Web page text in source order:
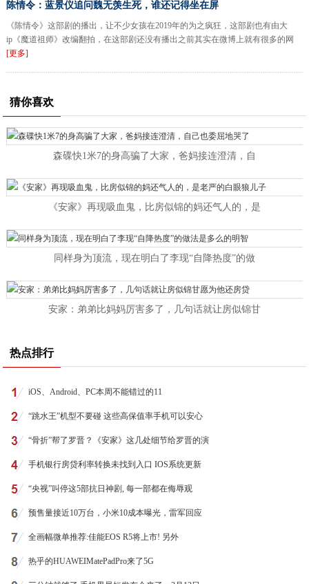
陈情令：蓝景仪追问魏无羡生死，谁还记得坐在屏
《陈情令》这部剧的播出，让不少女孩在2019年的为之疯狂，这部剧也有由大
ip《魔道祖师》改编翻拍，在这部剧还没有播出之前其实在微博上就有很多的网
[更多]
猜你喜欢
森碟快1米7的身高骗了大家，爸妈接连澄清，自
《安家》再现吸血鬼，比房似锦的妈还气人的，是
同样身为顶流，现在明白了李现“自降热度”的做
安家：弟弟比妈妈厉害多了，几句话就让房似锦甘
热点排行
iOS、Android、PC本周不能错过的11
“跳水王”机型不要碰 这些高保值率手机可以安心
“骨折”帮了罗晋？《安家》这几处细节给罗晋的演
手机银行房贷利率转换未找到入口 IOS系统更新
“央视”叫停这5部抗日神剧, 每一部都在侮辱观
预售量接近10万台，小米10成本曝光，雷军回应
全画幅微单推荐:佳能EOS R5将上市! 另外
热乎的HUAWEIMatePadPro来了5G